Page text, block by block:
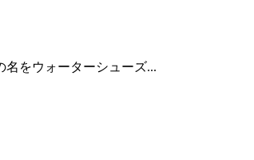
をウォーターシューズ...